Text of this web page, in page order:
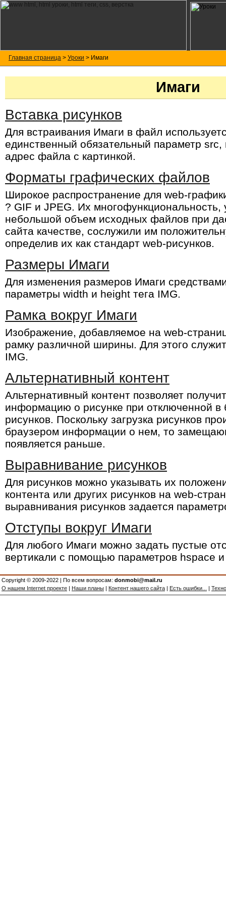
Главная страница > Уроки > Имаги
Имаги
Вставка рисунков
Для встраивания Имаги в файл
единственный обязательный параметр src,
адрес файла с картинкой.
Форматы графических файлов
Широкое распространение для web-
? GIF и JPEG. Их многофункциональность,
небольшой объем исходных файлов при
сайта качестве, сослужили им
определив их как стандарт web-рисунков.
Размеры Имаги
Для изменения размеров Имаги
параметры width и height тега IMG.
Рамка вокруг Имаги
Изображение, добавляемое на web-
рамку различной ширины. Для этого
IMG.
Альтернативный контент
Альтернативный контент позволяет
информацию о рисунке при отключенной в
рисунков. Поскольку загрузка рисунков
браузером информации о нем, то
появляется раньше.
Выравнивание рисунков
Для рисунков можно указывать их
контента или других рисунков на web-
выравнивания рисунков задается
Отступы вокруг Имаги
Для любого Имаги можно задать пустые
вертикали с помощью параметров hspace
Copyright © 2009-2022 | По всем вопросам: donmobi@mail.ru
О нашем Internet проекте | Наши планы | Контент нашего сайта | Есть ошибки... |